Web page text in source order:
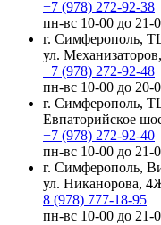
+7 (978) 272-92-38
пн-вс 10-00 до 21-
г. Симферополь,
ул.
+7 (978) 272-92-48
пн-вс 10-00 до 20-
г.
Евпаторийское
+7 (978) 272-92-40
пн-вс 10-00 до 21-
г. Симферополь,
ул. Никанорова,
8 (978) 777-18-95
пн-вс 10-00 до 21-